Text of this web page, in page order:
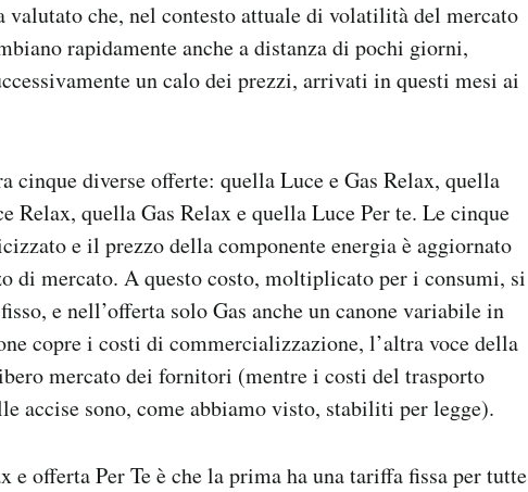
valutato che, nel contesto attuale di volatilità del mercato
rapidamente anche a distanza di pochi giorni,
un calo dei prezzi, arrivati in questi mesi ai
cinque diverse offerte: quella Luce e Gas Relax, quella
Relax, quella Gas Relax e quella Luce Per te. Le cinque
e il prezzo della componente energia è aggiornato
di mercato. A questo costo, moltiplicato per i consumi, si
e nell’offerta solo Gas anche un canone variabile in
copre i costi di commercializzazione, l’altra voce della
mercato dei fornitori (mentre i costi del trasporto
accise sono, come abbiamo visto, stabiliti per legge).
e offerta Per Te è che la prima ha una tariffa fissa per tutte